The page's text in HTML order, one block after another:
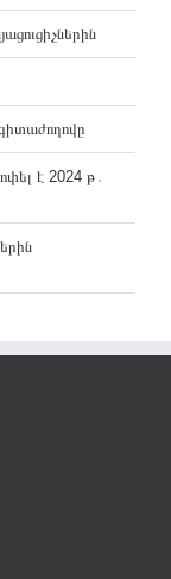
է 2024 թ․